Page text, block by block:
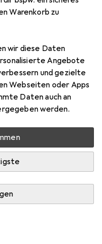
Warenkorb zu
wir diese Daten
Angebote
und gezielte
Webseiten oder Apps
Daten auch an
werden.
Marke
Mehr von Logitech
Merken